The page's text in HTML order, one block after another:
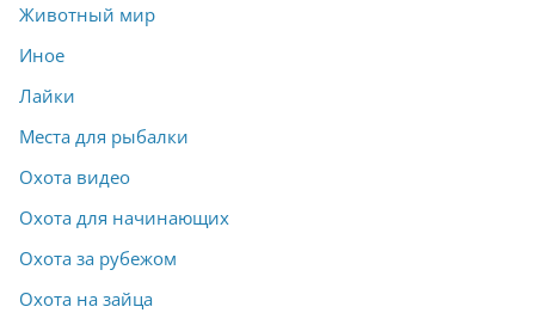
Животный мир
Иное
Лайки
Места для рыбалки
Охота видео
Охота для начинающих
Охота за рубежом
Охота на зайца